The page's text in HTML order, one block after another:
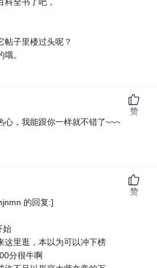
科全书了吧，
帖子里楼过头呢？
。
心，我能跟你一样就不错了~~~
赞
的回复:]
始
这里逛，本以为可以冲下榜
分很牛啊
赞